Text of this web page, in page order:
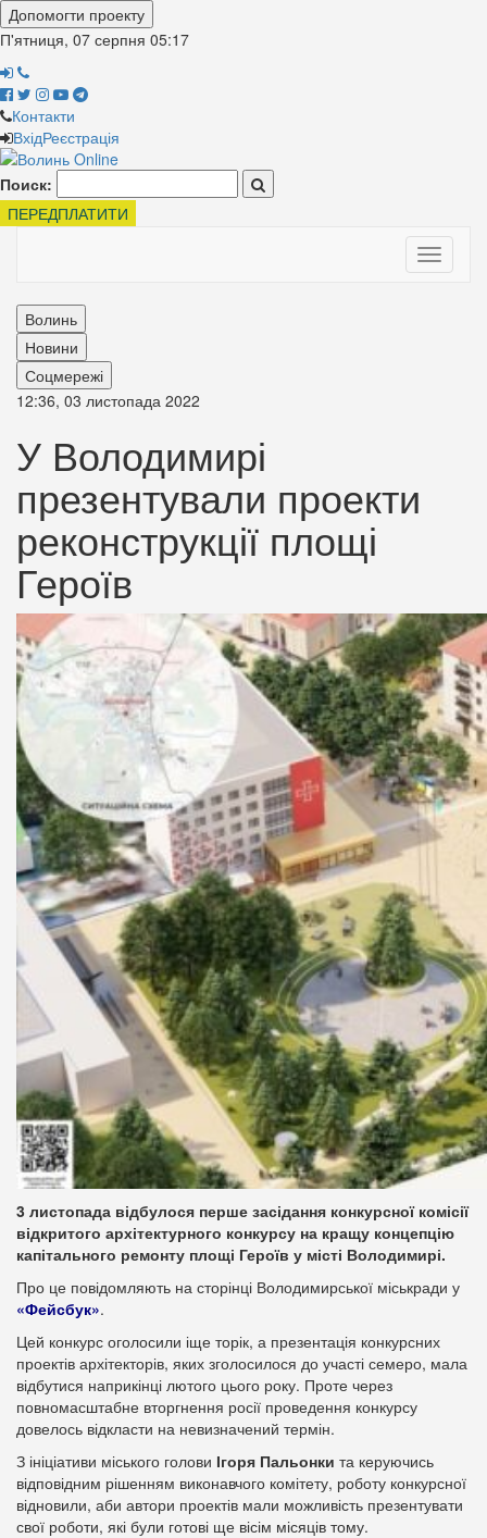
Допомогти проекту
П'ятниця, 07 серпня 05:17
Контакти
ВхідРеєстрація
Поиск:
ПЕРЕДПЛАТИТИ
Toggle
Волинь
Новини
Соцмережі
12:36, 03 листопада 2022
У Володимирі
презентували проекти
реконструкції площі
Героїв
3 листопада відбулося перше засідання конкурсної комісії
відкритого архітектурного конкурсу на кращу концепцію
капітального ремонту площі Героїв у місті Володимирі.
Про це повідомляють на сторінці Володимирської міськради у
«Фейсбук».
Цей конкурс оголосили іще торік, а презентація конкурсних
проектів архітекторів, яких зголосилося до участі семеро, мала
відбутися наприкінці лютого цього року. Проте через
повномасштабне вторгнення росії проведення конкурсу
довелось відкласти на невизначений термін.
З ініціативи міського голови Ігоря Пальонки та керуючись
відповідним рішенням виконавчого комітету, роботу конкурсної
відновили, аби автори проектів мали можливість презентувати
свої роботи, які були готові ще вісім місяців тому.